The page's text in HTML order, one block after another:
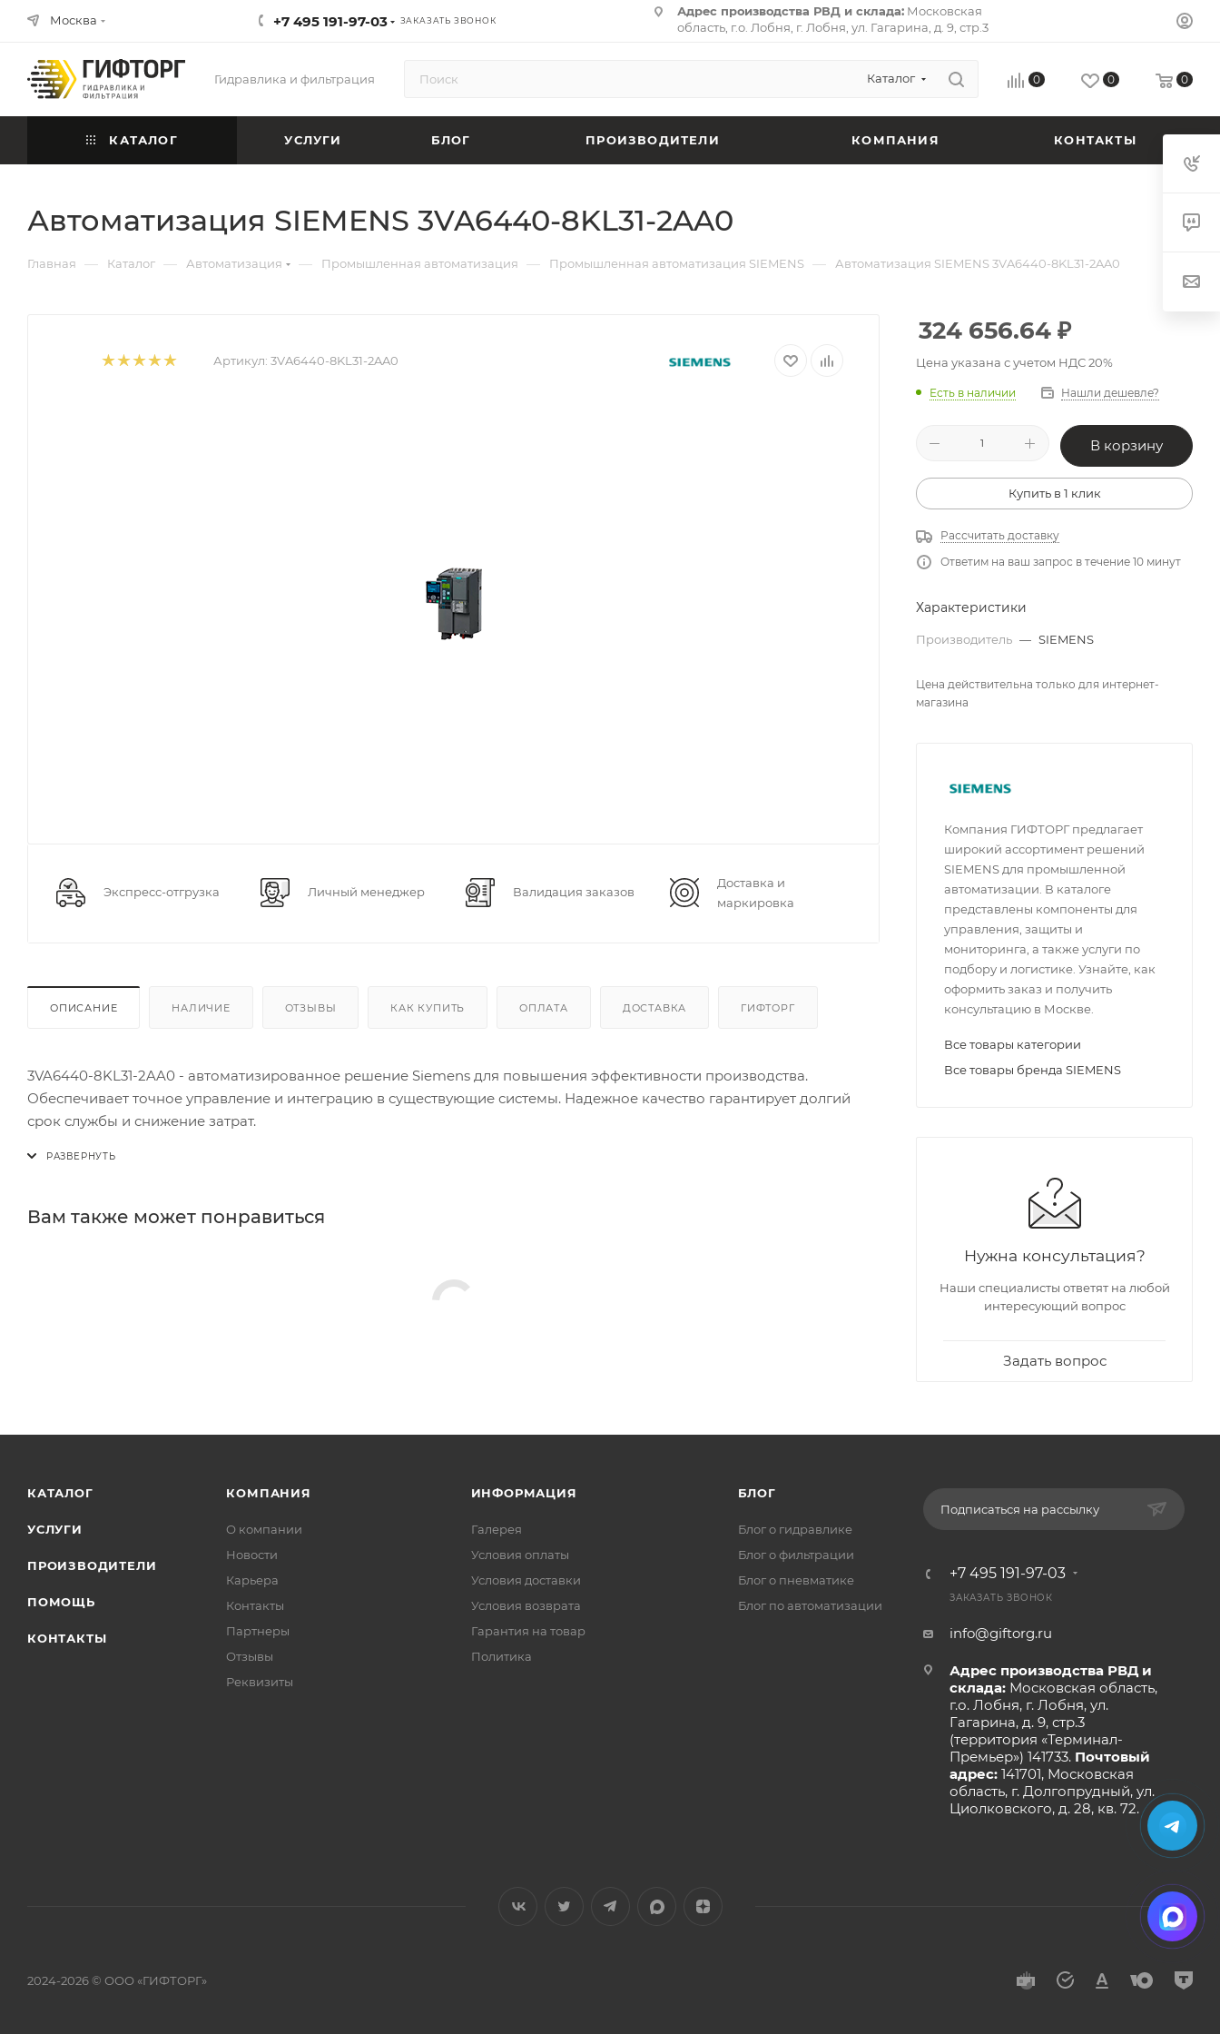
Москва +7 495 191-97-03 ЗАКАЗАТЬ ЗВОНОК
Адрес производства РВД и склада: Московская
область, г.о. Лобня, г. Лобня, ул. Гагарина, д. 9, стр.3
Гидравлика и фильтрация Каталог 0 0 0
КАТАЛОГ УСЛУГИ БЛОГ ПРОИЗВОДИТЕЛИ КОМПАНИЯ КОНТАКТЫ
Автоматизация SIEMENS 3VA6440-8KL31-2AA0
Главная — Каталог — Автоматизация — Промышленная автоматизация — Промышленная автоматизация SIEMENS — Автоматизация SIEMENS 3VA6440-8KL31-2AA0
Артикул: 3VA6440-8KL31-2AA0
Экспресс-отгрузка Личный менеджер Валидация заказов
Доставка и
маркировка
ОПИСАНИЕ НАЛИЧИЕ ОТЗЫВЫ КАК КУПИТЬ ОПЛАТА ДОСТАВКА ГИФТОРГ
3VA6440-8KL31-2AA0 - автоматизированное решение Siemens для повышения эффективности производства.
Обеспечивает точное управление и интеграцию в существующие системы. Надежное качество гарантирует долгий
срок службы и снижение затрат.
Вам также может понравиться
324 656.64 ₽
Цена указана с учетом НДС 20%
Есть в наличии Нашли дешевле?
В корзину
Купить в 1 клик
Рассчитать доставку
Ответим на ваш запрос в течение 10 минут
Характеристики
Производитель — SIEMENS
Цена действительна только для интернет-
магазина
Компания ГИФТОРГ предлагает
широкий ассортимент решений
SIEMENS для промышленной
автоматизации. В каталоге
представлены компоненты для
управления, защиты и
мониторинга, а также услуги по
подбору и логистике. Узнайте, как
оформить заказ и получить
консультацию в Москве.
Все товары категории
Все товары бренда SIEMENS
Нужна консультация?
Наши специалисты ответят на любой
интересующий вопрос
Задать вопрос
КАТАЛОГ
УСЛУГИ
ПРОИЗВОДИТЕЛИ
ПОМОЩЬ
КОНТАКТЫ
КОМПАНИЯ
О компании
Новости
Карьера
Контакты
Партнеры
Отзывы
Реквизиты
ИНФОРМАЦИЯ
Галерея
Условия оплаты
Условия доставки
Условия возврата
Гарантия на товар
Политика
БЛОГ
Блог о гидравлике
Блог о фильтрации
Блог о пневматике
Блог по автоматизации
Подписаться на рассылку
+7 495 191-97-03
ЗАКАЗАТЬ ЗВОНОК
info@giftorg.ru
Адрес производства РВД и
склада:Московская область,
г.о. Лобня, г. Лобня, ул.
Гагарина, д. 9, стр.3
(территория «Терминал-
Премьер») 141733. Почтовый
адрес:141701, Московская
область, г. Долгопрудный, ул.
Циолковского, д. 28, кв. 72.
2024-2026 © ООО «ГИФТОРГ»